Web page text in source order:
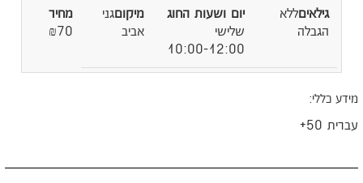
ללא
הגבלה
שלישי
10:00-12:00
גני
אביב
₪70
כללי:
50+